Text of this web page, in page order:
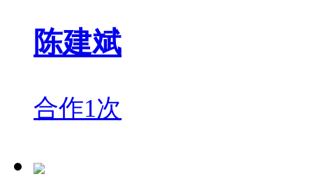
陈建斌
合作1次